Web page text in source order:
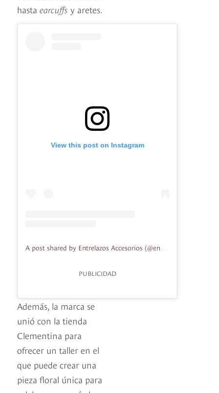
hasta earcuffs y aretes.
View this post on Instagram
PUBLICIDAD
Además, la marca se
unió con la tienda
Clementina para
ofrecer un taller en el
que puede crear una
pieza floral única para